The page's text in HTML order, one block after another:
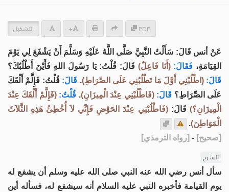
PDF
+
- التشكيل
عَنْ أنس قَالَ: سَأَلْتُ النَّبِيَّ صَلَّى اللَّهُ عَلَيْهِ وَسَلَّمَ أَنْ يَشْفَعَ لِي يَوْمَ
القِيَامَةِ، فَقَالَ: (أَنَا فَاعِلٌ) قَالَ: قُلْتُ: يَا رَسُولَ اللهِ فَأَيْنَ أَطْلُبُكَ؟
قَالَ: (اطْلُبْنِي أَوَّلَ مَا تَطْلُبُنِي عَلَى الصِّرَاطِ). قَالَ: قُلْتُ: فَإِلَّمْ أَلْقَكَ
عَلَى الصِّرَاطِ؟ قَالَ: (فَاطْلُبْنِي عِنْدَ الْمِيزَانِ). قُلْتُ: (فَإِلَّمْ أَلْقَكَ عِنْدَ
الْمِيزَانِ؟)قَالَ:(فَاطْلُبْنِي عِنْدَ الحَوْضِ فَإِنِّي لاَ أُخْطِئُ هَذِهِ الثَّلاَثَ
الْمَوَاطِنَ).
[صحيح]
-
[رواه الترمذي]
الشرح
سأل أنس رضي الله عنه النبي صلى الله عليه وسلم أن يشفع له
يوم القيامة فأخبره النبي عليه السلام أنه سيشفع له، فسأله أين